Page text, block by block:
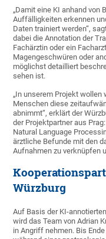
„Damit eine KI anhand von
Auffälligkeiten erkennen
Daten trainiert werden“,
dabei die Annotation der
Fachärztin oder ein
Magengeschwüren oder
möglichst detailliert
sehen ist.
„In unserem Projekt
Menschen diese
abnimmt“, erklärt der
der Projektpartner aus
Natural Language
ärztliche Befunde mit den
Aufnahmen zu verknüpfen
Würzburg
Auf Basis der KI-
wird das Team von Adrian
in Angriff nehmen. Bis